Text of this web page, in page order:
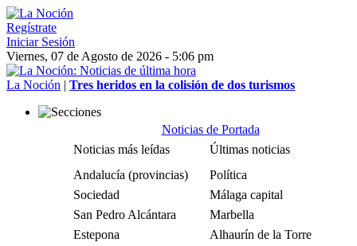
Regístrate
Iniciar Sesión
Viernes, 07 de Agosto de 2026 - 5:06 pm
La Noción | Tres heridos en la colisión de dos turismos
Noticias de Portada
Noticias más leídas
Últimas noticias
Andalucía (provincias)
Política
Sociedad
Málaga capital
San Pedro Alcántara
Marbella
Estepona
Alhaurín de la Torre